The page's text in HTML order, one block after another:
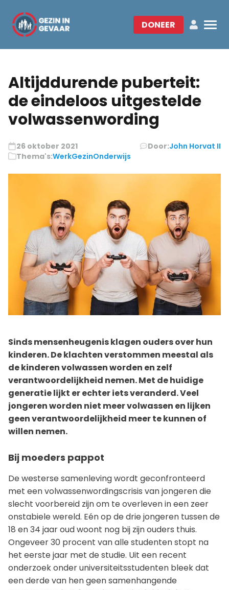
DONEER
Altijddurende puberteit:
de eindeloos uitgestelde
volwassenwording
26 oktober 2021 Door:John Horvat II
Thema's:WerkGezinOnderwijs
Sinds mensenheugenis klagen ouders over hun
kinderen. De klachten verstommen meestal als
de kinderen volwassen worden en zelf
verantwoordelijkheid nemen. Met de huidige
generatie lijkt er echter iets veranderd. Veel
jongeren worden niet meer volwassen en lijken
geen verantwoordelijkheid meer te kunnen of
willen nemen.
Bij moeders pappot
De westerse samenleving wordt geconfronteerd
met een volwassenwordingscrisis van jongeren die
slecht voorbereid zijn om te overleven in een zeer
onstabiele wereld. Eén op de drie jongeren tussen de
18 en 34 jaar oud woont nog bij zijn ouders thuis.
Ongeveer 30 procent van alle studenten stopt na
het eerste jaar met de studie. Uit een recent
onderzoek onder universiteitsstudenten bleek dat
een derde van hen geen samenhangende